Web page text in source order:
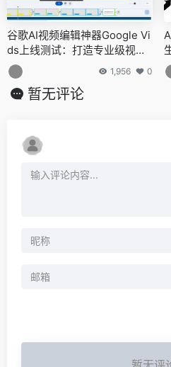
谷歌AI视频编辑神器Google Vi
ds上线测试：打造专业级视频
无需经验
1,956 0
暂无评论